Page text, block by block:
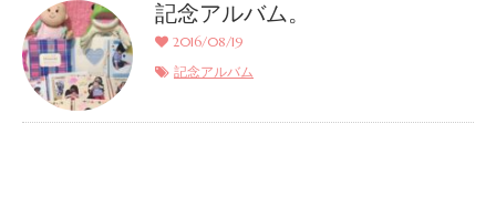
記念アルバム。
2016/08/19
記念アルバム